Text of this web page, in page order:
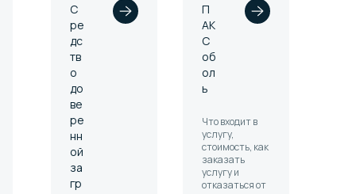
С
ре
дс
тв
о
до
ве
ре
нн
ой
за
гр
П
АК
С
об
ол
ь
Что входит в
услугу,
стоимость, как
заказать
услугу и
отказаться от